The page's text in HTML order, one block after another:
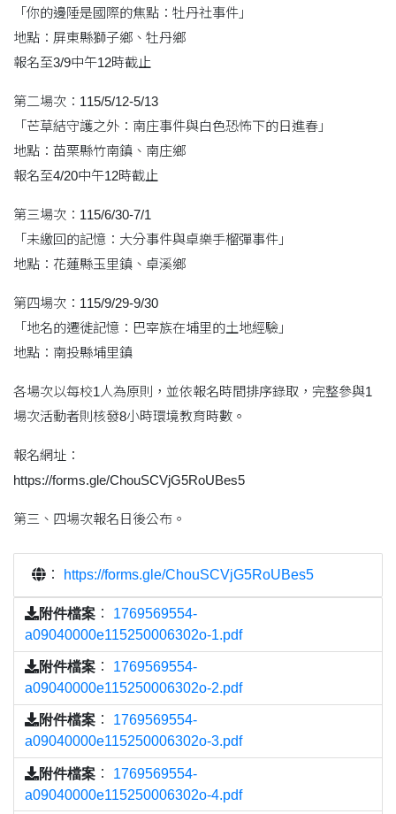
「你的邊陲是國際的焦點：牡丹社事件」
地點：屏東縣獅子鄉、牡丹鄉
報名至3/9中午12時截止
第二場次：115/5/12-5/13
「芒草結守護之外：南庄事件與白色恐怖下的日進春」
地點：苗栗縣竹南鎮、南庄鄉
報名至4/20中午12時截止
第三場次：115/6/30-7/1
「未繳回的記憶：大分事件與卓樂手榴彈事件」
地點：花蓮縣玉里鎮、卓溪鄉
第四場次：115/9/29-9/30
「地名的遷徙記憶：巴宰族在埔里的土地經驗」
地點：南投縣埔里鎮
各場次以每校1人為原則，並依報名時間排序錄取，完整參與1
場次活動者則核發8小時環境教育時數。
報名網址：
https://forms.gle/ChouSCVjG5RoUBes5
第三、四場次報名日後公布。
： https://forms.gle/ChouSCVjG5RoUBes5
附件檔案 ： 1769569554-
a09040000e115250006302o-1.pdf
附件檔案 ： 1769569554-
a09040000e115250006302o-2.pdf
附件檔案 ： 1769569554-
a09040000e115250006302o-3.pdf
附件檔案 ： 1769569554-
a09040000e115250006302o-4.pdf